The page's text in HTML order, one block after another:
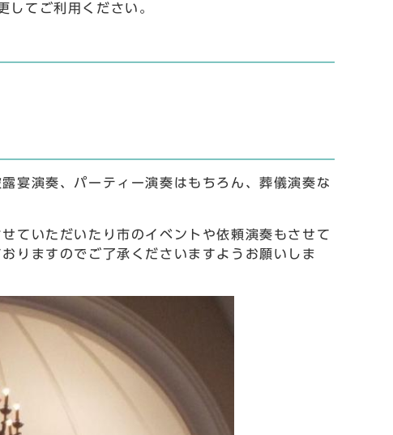
してご利用ください。
宴演奏、パーティー演奏はもちろん、葬儀演奏な
ていただいたり市のイベントや依頼演奏もさせて
りますのでご了承くださいますようお願いしま